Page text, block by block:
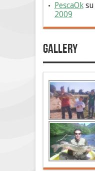
PescaOksu
2009
Gallery